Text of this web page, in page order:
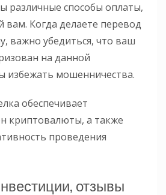
различные способы оплаты,
Когда делаете перевод
важно убедиться, что ваш
на данной
избежать мошенничества.
обеспечивает
криптовалюты, а также
проведения
отзывы